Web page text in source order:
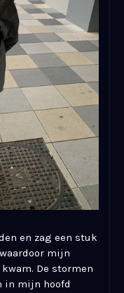
en zag een stuk
mijn
De stormen
in mijn hoofd